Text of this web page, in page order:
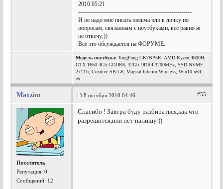
2010 05:21
---------------------------------------------------------
И не надо мне писать письма или в личку по
вопросам, связанным с ноутбуками, всё равно ж
не отвечу;))
Всё это обсуждается на ФОРУМЕ.
Модель ноутбука: TongFang GK7NP5R: AMD Ryzen 4800H,
GTX 1650 4Gb GDDR6, 32Gb DDR4-3200MHz, SSD NVME
2x1Tb; Creative SB G6, Magnat Interior Wireless, Win10 x64,
etc.
Maxzim 8 октября 2010 04:46 #55
Посетитель
Репутация:0
Сообщений: 12
Спасибо ! Завтра буду разбираться,как что
разрешится,или нет-напишу ))